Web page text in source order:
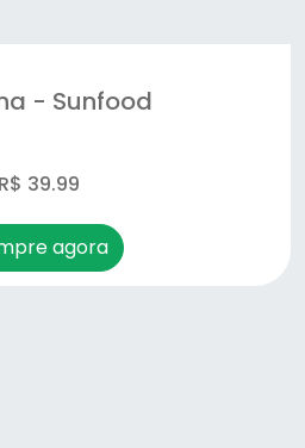
- Sunfood
R$ 39.99
agora